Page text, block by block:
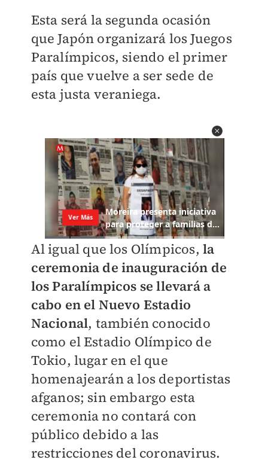
Esta será la segunda ocasión
que Japón organizará los Juegos
Paralímpicos, siendo el primer
país que vuelve a ser sede de
esta justa veraniega.
Al igual que los Olímpicos,la
ceremonia de inauguración de
los Paralímpicos se llevará a
cabo en el Nuevo Estadio
Nacional, también conocido
como el Estadio Olímpico de
Tokio, lugar en el que
homenajearán a los deportistas
afganos; sin embargo esta
ceremonia no contará con
público debido a las
restricciones del coronavirus.